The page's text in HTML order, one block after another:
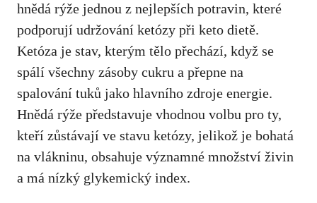
hnědá rýže jednou z nejlepších potravin, které⁤
podporují udržování ketózy při keto dietě.
Ketóza​ je stav, kterým tělo přechází, když se
spálí všechny zásoby cukru a přepne na
spalování tuků jako hlavního zdroje energie.
Hnědá rýže představuje vhodnou volbu pro ty,
kteří zůstávají ve stavu​ ketózy, jelikož je⁤ bohatá
na vlákninu, obsahuje významné množství‌ živin
a má nízký glykemický index.